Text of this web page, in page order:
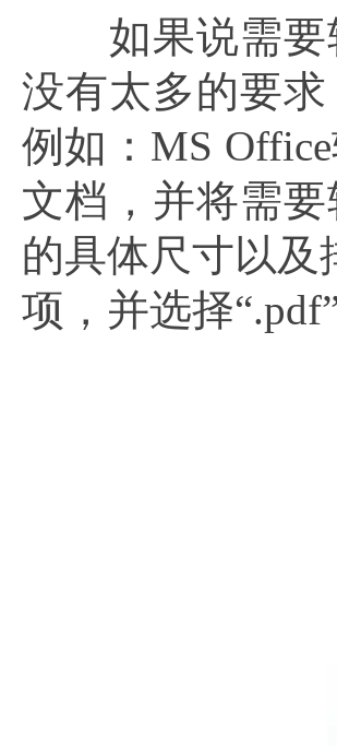
如果说需要转
没有太多的要
例如：MS
文档，并将需
的具体尺寸以及
项，并选择